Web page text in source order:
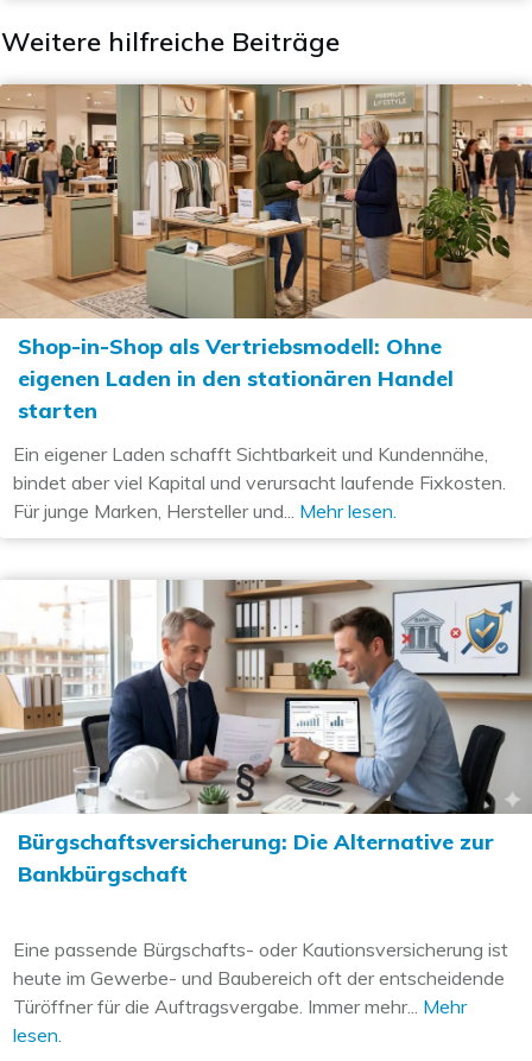
Weitere hilfreiche Beiträge
Shop-in-Shop als Vertriebsmodell: Ohne
eigenen Laden in den stationären Handel
starten
Ein eigener Laden schafft Sichtbarkeit und Kundennähe,
bindet aber viel Kapital und verursacht laufende Fixkosten.
Für junge Marken, Hersteller und... Mehr lesen.
Bürgschaftsversicherung: Die Alternative zur
Bankbürgschaft
Eine passende Bürgschafts- oder Kautionsversicherung ist
heute im Gewerbe- und Baubereich oft der entscheidende
Türöffner für die Auftragsvergabe. Immer mehr... Mehr
lesen.